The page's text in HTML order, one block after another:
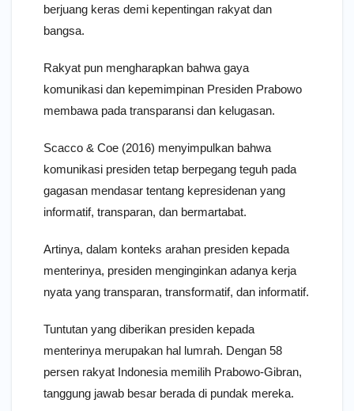
berjuang keras demi kepentingan rakyat dan
bangsa.
Rakyat pun mengharapkan bahwa gaya
komunikasi dan kepemimpinan Presiden Prabowo
membawa pada transparansi dan kelugasan.
Scacco & Coe (2016) menyimpulkan bahwa
komunikasi presiden tetap berpegang teguh pada
gagasan mendasar tentang kepresidenan yang
informatif, transparan, dan bermartabat.
Artinya, dalam konteks arahan presiden kepada
menterinya, presiden menginginkan adanya kerja
nyata yang transparan, transformatif, dan informatif.
Tuntutan yang diberikan presiden kepada
menterinya merupakan hal lumrah. Dengan 58
persen rakyat Indonesia memilih Prabowo-Gibran,
tanggung jawab besar berada di pundak mereka.